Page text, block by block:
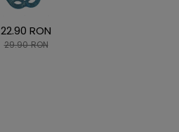
22.90 RON
29.90 RON